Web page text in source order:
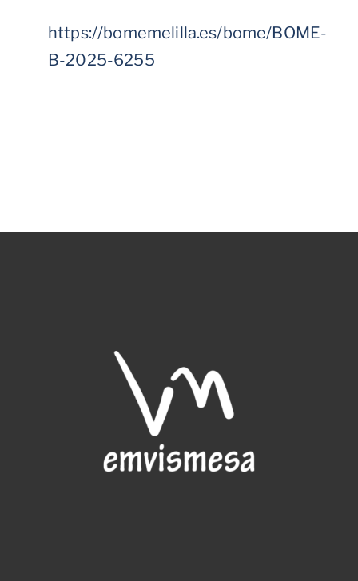
https://bomemelilla.es/bome/BOME-
B-2025-6255